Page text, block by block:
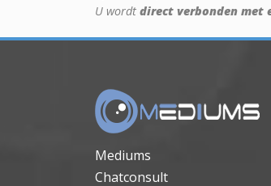
U wordt direct verbonden met
Mediums
Chatconsult